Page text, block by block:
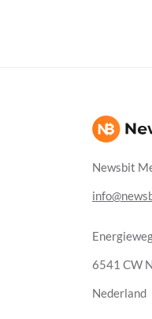
Newsbit
6541 CW
Nederland